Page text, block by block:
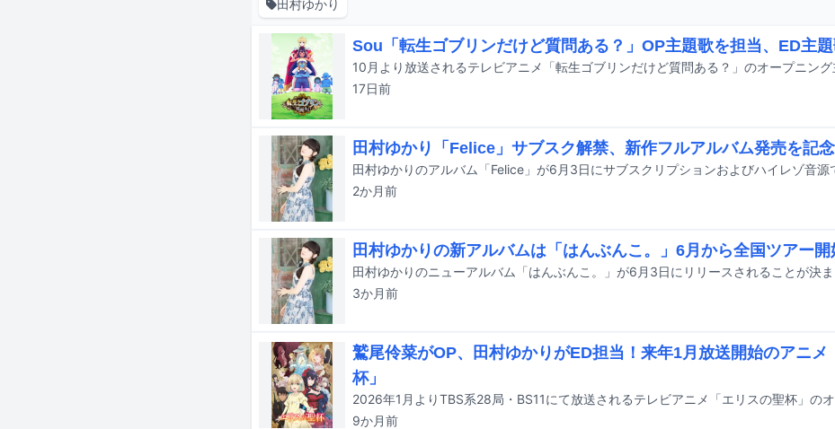
田村ゆかり
Sou「転生ゴブリンだけど質問ある？」OP主題歌を担当、ED主
17日前
田村ゆかり「Felice」サブスク解禁、新作フルアルバム発売を記
田村ゆかりのアルバム「Felice」が6月3日にサブスクリプションおよびハイレゾ音源
2か月前
田村ゆかりの新アルバムは「はんぶんこ。」6月から全国ツアー開
田村ゆかりのニューアルバム「はんぶんこ。」が6月3日にリリースされることが決ま
3か月前
鷲尾伶菜がOP、田村ゆかりがED担当！来年1月放送開始のアニメ
杯」
9か月前